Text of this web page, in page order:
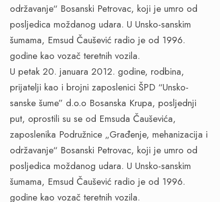
održavanje“ Bosanski Petrovac, koji je umro od
posljedica moždanog udara. U Unsko-sanskim
šumama, Emsud Čaušević radio je od 1996.
godine kao vozač teretnih vozila.
U petak 20. januara 2012. godine, rodbina,
prijatelji kao i brojni zaposlenici ŠPD “Unsko-
sanske šume” d.o.o Bosanska Krupa, posljednji
put, oprostili su se od Emsuda Čauševića,
zaposlenika Podružnice „Građenje, mehanizacija i
održavanje“ Bosanski Petrovac, koji je umro od
posljedica moždanog udara. U Unsko-sanskim
šumama, Emsud Čaušević radio je od 1996.
godine kao vozač teretnih vozila.